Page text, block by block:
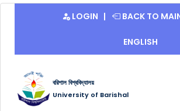
LOGIN BACK TO
ENGLISH
বরিশাল বিশ্ববিদ্যালয়
University of Barishal